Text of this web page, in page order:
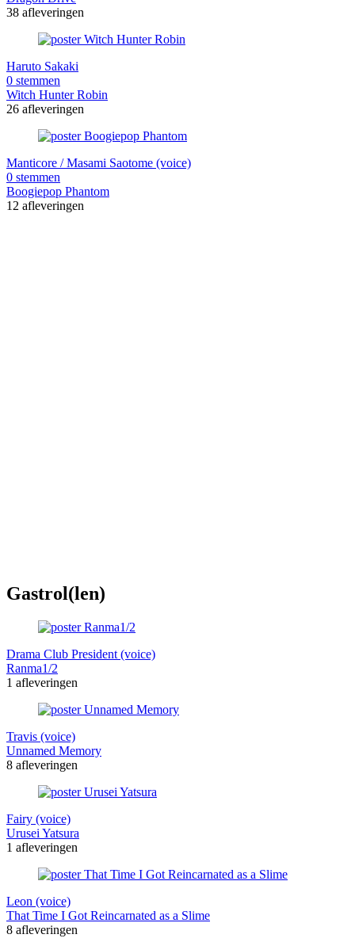
38 afleveringen
Haruto Sakaki
0 stemmen
Witch Hunter Robin
26 afleveringen
Manticore / Masami Saotome (voice)
0 stemmen
Boogiepop Phantom
12 afleveringen
Gastrol(len)
Drama Club President (voice)
Ranma1/2
1 afleveringen
Travis (voice)
Unnamed Memory
8 afleveringen
Fairy (voice)
Urusei Yatsura
1 afleveringen
Leon (voice)
That Time I Got Reincarnated as a Slime
8 afleveringen